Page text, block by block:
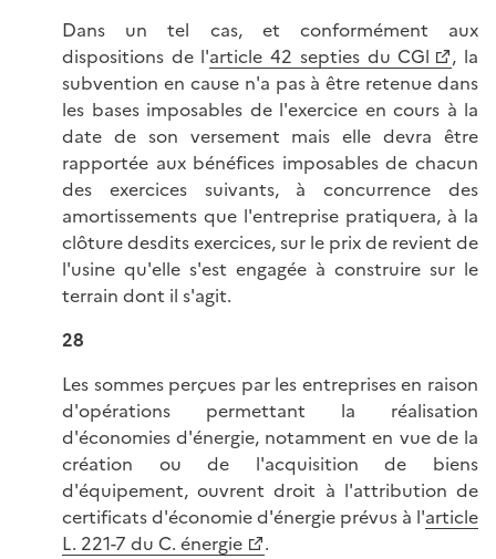
Dans un tel cas, et conformément aux
dispositions de l'article 42 septies du CGl
, la
subvention en cause n'a pas à être retenue dans
les bases imposables de l'exercice en cours à la
date de son versement mais elle devra être
rapportée aux bénéfices imposables de chacun
des exercices suivants, à concurrence des
amortissements que l'entreprise pratiquera, à la
clôture desdits exercices, sur le prix de revient de
l'usine qu'elle s'est engagée à construire sur le
terrain dont il s'agit.
28
Les sommes perçues par les entreprises en raison
d'opérations permettant la réalisation
d'économies d'énergie, notamment en vue de la
création ou de l'acquisition de biens
d'équipement, ouvrent droit à l'attribution de
certificats d'économie d'énergie prévus à l'article
L. 221-7 du C. énergie
.